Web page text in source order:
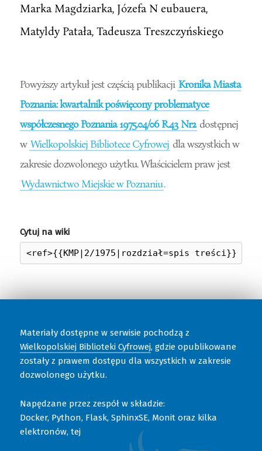
Marka Magdziarka, Józefa N eubauera,
Matyldy Patała, Tadeusza Treszczyńskiego
Powyższy artykuł jest częścią publikacji Kronika Miasta
Poznania: kwartalnik poświęcony problematyce
współczesnego Poznania 1975.04/06 R.43 Nr2 dostępnej
w Wielkopolskiej Bibliotece Cyfrowej dla wszystkich w
zakresie dozwolonego użytku. Właścicielem praw jest
Wydawnictwo Miejskie w Poznaniu.
Cytuj na wiki
Materiały dostępne w serwisie pochodzą z
Wielkopolskiej Biblioteki Cyfrowej, gdzie opublikowane
zostały z prawem dostępu dla wszystkich w zakresie
dozwolonego użytku.
Napędzane przez zespół w składzie:
Docker, Python, Flask, SphinxSE, Monit oraz kilka
elektronów, tej